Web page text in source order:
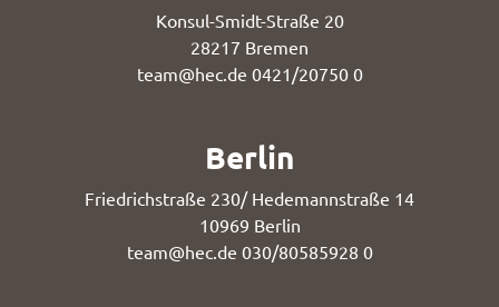
Konsul-Smidt-Straße 20
28217 Bremen
team@hec.de 0421/20750 0
Berlin
Friedrichstraße 230/ Hedemannstraße 14
10969 Berlin
team@hec.de 030/80585928 0